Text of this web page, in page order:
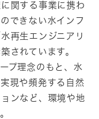
関する事業に携わ
できない水インフ
再生エンジニアリ
されています。
プ理念のもと、水
現や頻発する自然
ンなど、環境や地